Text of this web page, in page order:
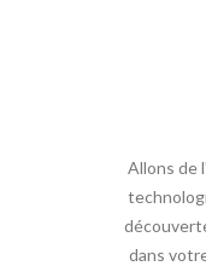
Allons de
dans